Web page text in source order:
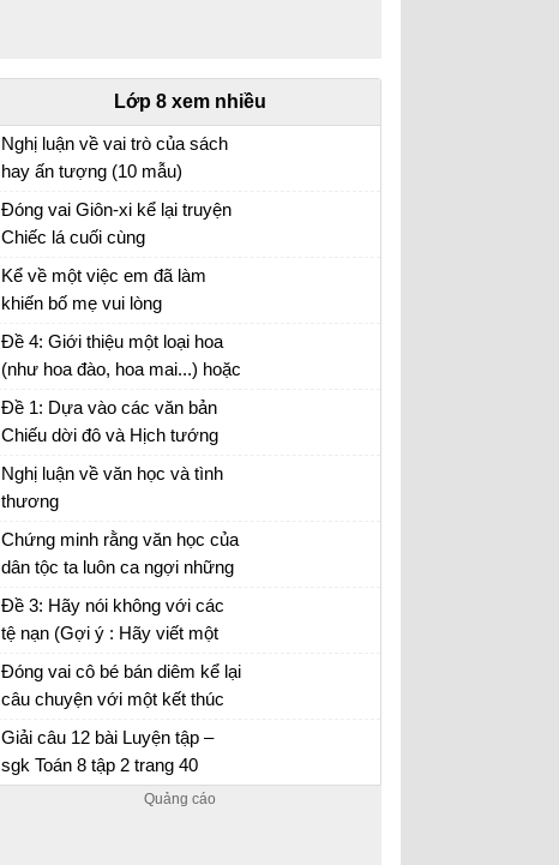
Lớp 8 xem nhiều
Nghị luận về vai trò của sách
hay ấn tượng (10 mẫu)
Đóng vai Giôn-xi kể lại truyện
Chiếc lá cuối cùng
Vào vai Giôn-xi kể lại câu chuyện Chiếc lá cuối
cùng
Kể về một việc em đã làm
khiến bố mẹ vui lòng
Bài viết số 2 lớp 8 đề 3
Đề 4: Giới thiệu một loại hoa
(như hoa đào, hoa mai...) hoặc
một loại cây (như cây chuối,
cây na...)
Đề 1: Dựa vào các văn bản
Chiếu dời đô và Hịch tướng
sĩ, hãy nêu suy nghĩ của em
về vai trò của người lãnh đạo
anh minh...
Nghị luận về văn học và tình
thương
Viết một bài văn nghị luận về văn học và tình
thương lớp 8
Chứng minh rằng văn học của
dân tộc ta luôn ca ngợi những
ai biết “thương người như thể
thương thân” và nghiêm khắc
phê bình những kẻ thờ ơ
Văn học và tình thương
Đề 3: Hãy nói không với các
tệ nạn (Gợi ý : Hãy viết một
bài nghị luận để nêu rõ tác hại
của một trong các tệ nạn xã
hội mà chúng ta cần phải
cương quyết...
Đóng vai cô bé bán diêm kể lại
câu chuyện với một kết thúc
mới
Đóng vai cô bé bán diêm kể lại câu chuyện về
cuộc đời mình với các kết thúc khác nhau
Giải câu 12 bài Luyện tập –
sgk Toán 8 tập 2 trang 40